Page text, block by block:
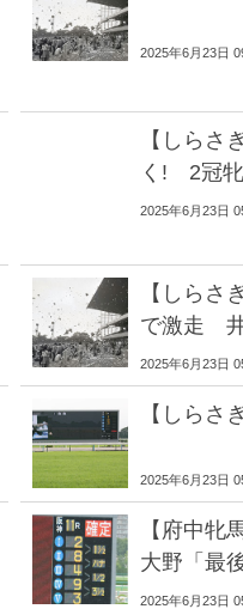
2025年6月23日
【しらさ
く! 2冠牝
2025年6月23日
【しら
で激走 井
2025年6月23日
【しらさ
2025年6月23日
【府中
大野「最
2025年6月23日